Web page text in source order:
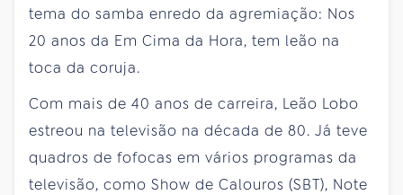
tema do samba enredo da agremiação: Nos
20 anos da Em Cima da Hora, tem leão na
toca da coruja.
Com mais de 40 anos de carreira, Leão Lobo
estreou na televisão na década de 80. Já teve
quadros de fofocas em vários programas da
televisão, como Show de Calouros (SBT), Note